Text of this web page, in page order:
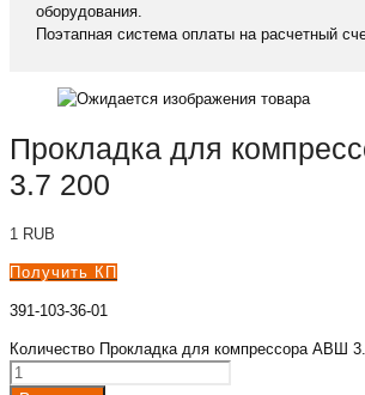
оборудования.
Поэтапная система оплаты на расчетный
Прокладка для
3.7 200
1 RUB
Получить КП
391-103-36-01
Количество Прокладка для компрессора АВШ